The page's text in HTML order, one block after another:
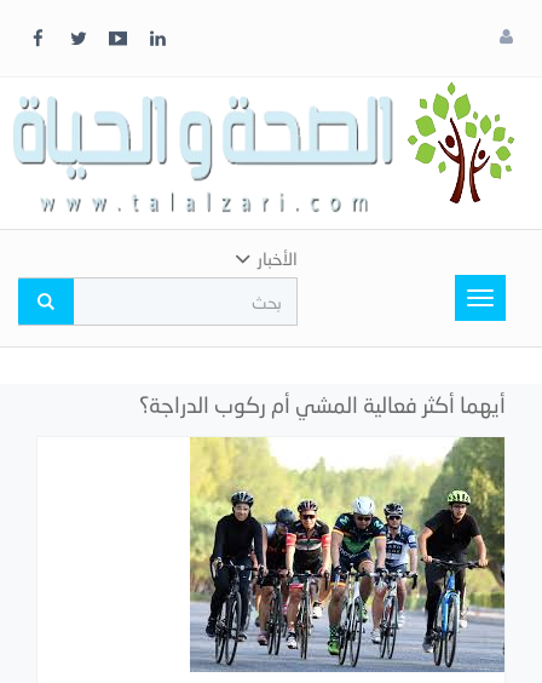
لونك
المفضل
Toggle
navigation
الأخبار
أيهما أكثر فعالية المشي أم ركوب الدراجة؟